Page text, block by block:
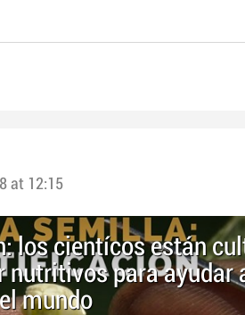
at 12:15
los cientícos están
nutritivos para ayudar
mundo